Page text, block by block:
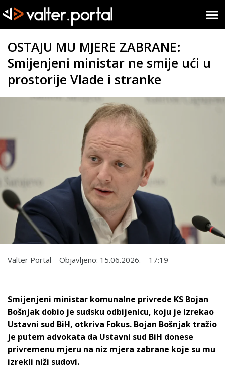
OSTAJU MU MJERE ZABRANE:
Smijenjeni ministar ne smije ući u
prostorije Vlade i stranke
Valter Portal Objavljeno: 15.06.2026. 17:19
Smijenjeni ministar komunalne privrede KS Bojan
Bošnjak dobio je sudsku odbijenicu, koju je izrekao
Ustavni sud BiH, otkriva Fokus. Bojan Bošnjak tražio
je putem advokata da Ustavni sud BiH donese
privremenu mjeru na niz mjera zabrane koje su mu
izrekli niži sudovi.